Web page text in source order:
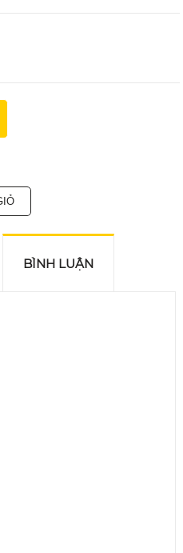
BÌNH LUẬN